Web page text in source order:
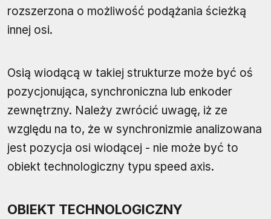
rozszerzona o możliwość podążania ścieżką
innej osi.
Osią wiodącą w takiej strukturze może być oś
pozycjonująca, synchroniczna lub enkoder
zewnętrzny. Należy zwrócić uwagę, iż ze
względu na to, że w synchronizmie analizowana
jest pozycja osi wiodącej - nie może być to
obiekt technologiczny typu speed axis.
OBIEKT TECHNOLOGICZNY